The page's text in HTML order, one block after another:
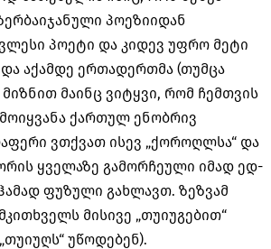
პოეზიიდან
პოეტი და კიდევ უფრო მეტი
აქამდე ერთადერთმა (თუმცა
მაინც ვიტყვი, რომ ჩემთვის
ქართულ ენობრივ
ვთქვათ ისევ „ქოროღლსა“ და
ყველაზე გამორჩეული იმად ედ-
ფუზული გახლავთ. ზეზვამ
მისივე „თუიუგებით“
უწოდებენ).